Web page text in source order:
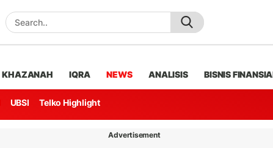
KHAZANAH IQRA NEWS ANALISIS BISNIS
UBSI Telko Highlight
Advertisement